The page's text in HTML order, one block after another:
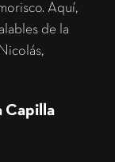
Aquí,
de la
Capilla